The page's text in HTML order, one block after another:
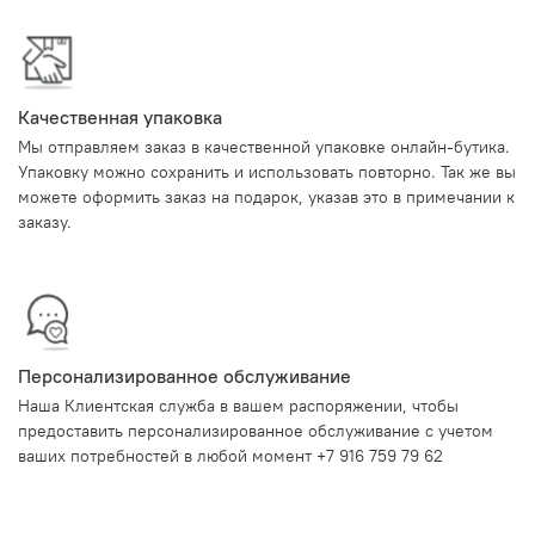
Качественная упаковка
Мы отправляем заказ в качественной упаковке онлайн-бутика.
Упаковку можно сохранить и использовать повторно. Так же вы
можете оформить заказ на подарок, указав это в примечании к
заказу.
Персонализированное обслуживание
Наша Клиентская служба в вашем распоряжении, чтобы
предоставить персонализированное обслуживание с учетом
ваших потребностей в любой момент +7 916 759 79 62